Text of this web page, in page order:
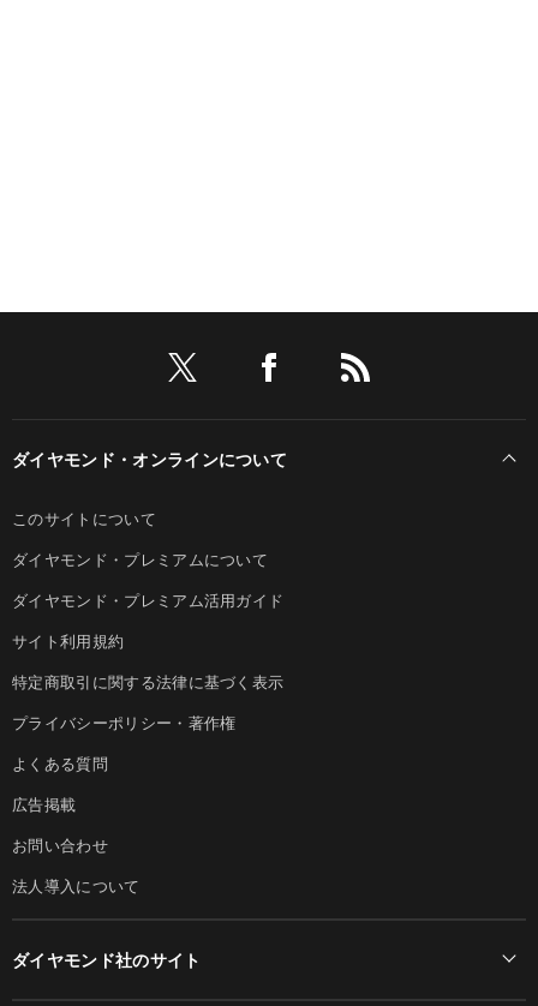
ダイヤモンド・オンラインについて
このサイトについて
ダイヤモンド・プレミアムについて
ダイヤモンド・プレミアム活用ガイド
サイト利用規約
特定商取引に関する法律に基づく表示
プライバシーポリシー・著作権
よくある質問
広告掲載
お問い合わせ
法人導入について
ダイヤモンド社のサイト